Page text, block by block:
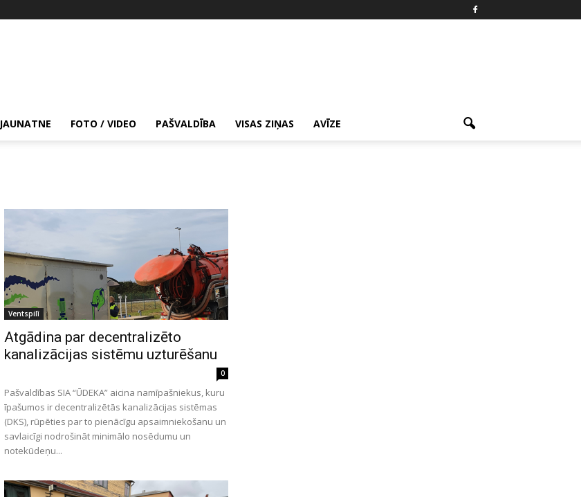
JAUNATNE FOTO / VIDEO PAŠVALDĪBA VISAS ZIŅAS AVĪZE
Ventspilī
Atgādina par decentralizēto
kanalizācijas sistēmu uzturēšanu
0
Pašvaldības SIA “ŪDEKA” aicina namīpašniekus, kuru
īpašumos ir decentralizētās kanalizācijas sistēmas
(DKS), rūpēties par to pienācīgu apsaimniekošanu un
savlaicīgi nodrošināt minimālo nosēdumu un
notekūdeņu...